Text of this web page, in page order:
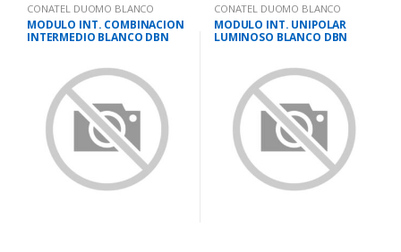
CONATEL DUOMO BLANCO
MODULO INT. COMBINACION
INTERMEDIO BLANCO DBN
CONATEL DUOMO BLANCO
MODULO INT. UNIPOLAR
LUMINOSO BLANCO DBN